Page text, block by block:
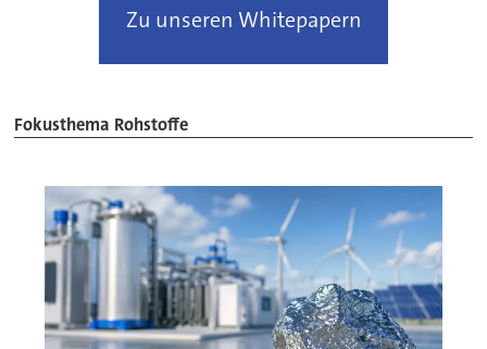
Zu unseren Whitepapern
Fokusthema Rohstoffe